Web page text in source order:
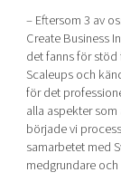
– Eftersom 3 av
Create Business
det fanns för
Scaleups och
för det
alla aspekter
började vi
samarbetet med
medgrundare